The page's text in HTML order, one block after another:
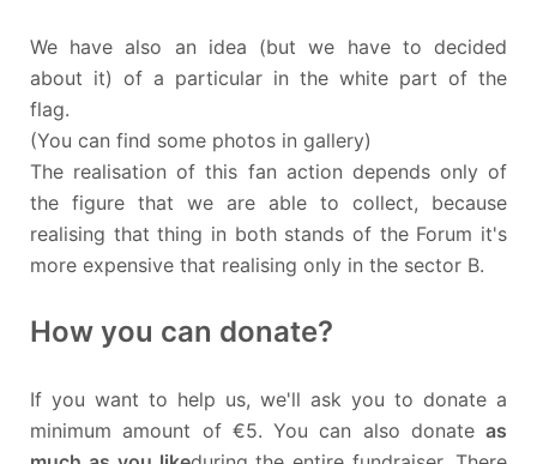
We have also an idea (but we have to decided
about it) of a particular in the white part of the
flag.
(You can find some photos in gallery)
The realisation of this fan action depends only of
the figure that we are able to collect, because
realising that thing in both stands of the Forum it's
more expensive that realising only in the sector B.
How you can donate?
If you want to help us, we'll ask you to donate a
minimum amount of €5. You can also donate as